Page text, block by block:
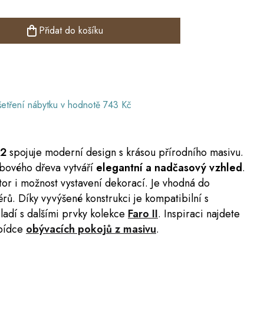
Přidat do košíku
nábytku v hodnotě 743 Kč
spojuje moderní design s krásou přírodního masivu.
dřeva vytváří elegantní a nadčasový vzhled.
i možnost vystavení dekorací. Je vhodná do
Díky vyvýšené konstrukci je kompatibilní s
s dalšími prvky kolekce Faro II. Inspiraci najdete
obývacích pokojů z masivu.